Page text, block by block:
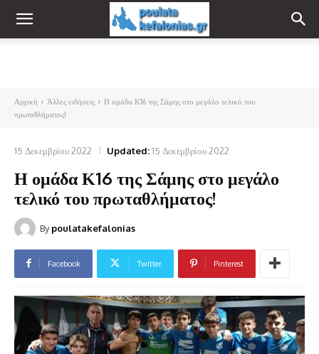
Αρχική Άλλες ειδήσεις
Η ομάδα Κ16 της Σάμης στο μεγάλο τελικό του
πρωταθλήματος!
15 Δεκεμβρίου 2022 Updated:15 Δεκεμβρίου 2022
Η ομάδα Κ16 της Σάμης στο μεγάλο
τελικό του πρωταθλήματος!
By poulatakefalonias
Facebook Twitter Pinterest